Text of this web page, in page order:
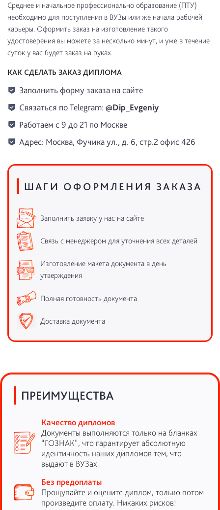
Среднее и начальное профессионально образование (ПТУ)
необходимо для поступления в ВУЗы или же начала рабочей
карьеры. Оформить заказ на изготовление такого
удостоверения вы можете за несколько минут, и уже в течение
суток у вас будет заказ на руках.
КАК СДЕЛАТЬ ЗАКАЗ ДИПЛОМА
Заполнить форму заказа на сайте
Связаться по Telegram: @Dip_Evgeniy
Работаем с 9 до 21 по Москве
Адрес: Москва, Фучика ул., д. 6, стр.2 офис 426
ШАГИ ОФОРМЛЕНИЯ ЗАКАЗА
Заполнить заявку у нас на сайте
Связь с менеджером для уточнения всех деталей
Изготовление макета документа в день
утверждения
Полная готовность документа
Доставка документа
ПРЕИМУЩЕСТВА
Качество дипломов
Документы выполняются только на бланках
“ГОЗНАК”, что гарантирует абсолютную
идентичность наших дипломов тем, что
выдают в ВУЗах
Без предоплаты
Прощупайте и оцените диплом, только потом
произведите оплату. Никаких рисков!